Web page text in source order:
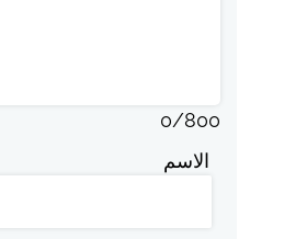
0/800
الاسم